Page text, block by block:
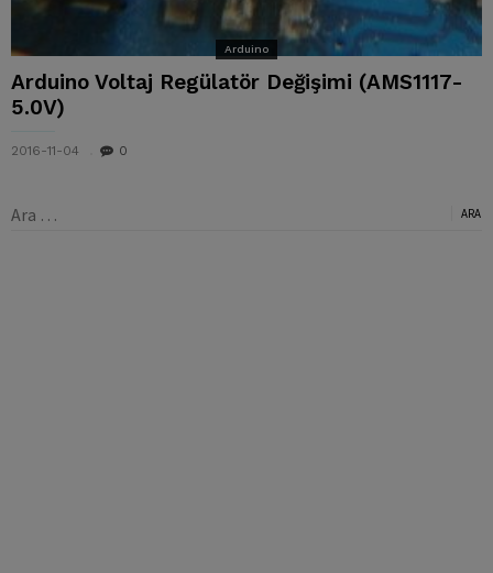
Arduino
Arduino Voltaj Regülatör Değişimi (AMS1117-
5.0V)
2016-11-04 0
Arama: